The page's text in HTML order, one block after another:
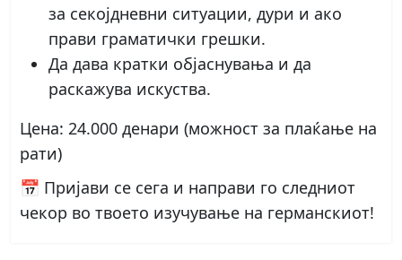
за секојдневни ситуации, дури и ако
прави граматички грешки.
Да дава кратки објаснувања и да
раскажува искуства.
Цена: 24.000 денари (можност за плаќање на
рати)
📅 Пријави се сега и направи го следниот
чекор во твоето изучување на германскиот!